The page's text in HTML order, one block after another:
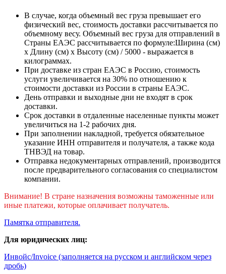
В случае, когда объемный вес груза превышает его
физический вес, стоимость доставки рассчитывается по
объемному весу. Объемный вес груза для отправлений в
Страны ЕАЭС рассчитывается по формуле:Ширина (см)
х Длину (см) х Высоту (см) / 5000 - выражается в
килограммах.
При доставке из стран ЕАЭС в Россию, стоимость
услуги увеличивается на 30% по отношению к
стоимости доставки из России в страны ЕАЭС.
День отправки и выходные дни не входят в срок
доставки.
Срок доставки в отдаленные населенные пункты может
увеличиться на 1-2 рабочих дня.
При заполнении накладной, требуется обязательное
указание ИНН отправителя и получателя, а также кода
ТНВЭД на товар.
Отправка недокументарных отправлений, производится
после предварительного согласования со специалистом
компании.
Внимание! В стране назначения возможны таможенные или
иные платежи, которые оплачивает получатель.
Памятка отправителя.
Для юридических лиц:
Инвойс/Invoice (заполняется на русском и английском через
дробь)